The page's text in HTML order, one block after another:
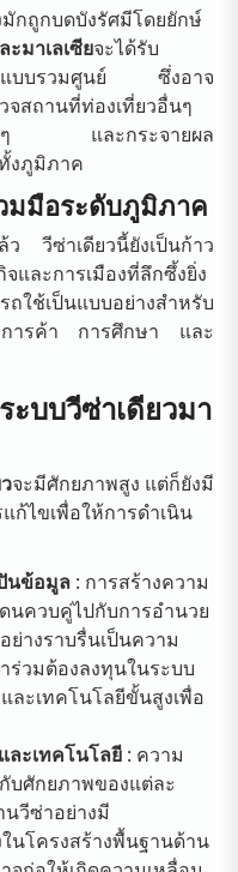
กถูกบดบังรัศมีโดยยักษ์
ะมาเลเซียจะได้รับ
าแบบรวมศูนย์ ซึ่งอาจ
จสถานที่ท่องเที่ยวอื่นๆ
ลักๆ และกระจายผล
งภูมิภาค
มมือระดับภูมิภาค
ว วีซ่าเดียวนี้ยังเป็นก้าว
และการเมืองที่ลึกซึ้งยิ่ง
ช้เป็นแบบอย่างสำหรับ
ารค้า การศึกษา และ
ะบบวีซ่าเดียวมา
จะมีศักยภาพสูง แต่ก็ยังมี
ก้ไขเพื่อให้การดำเนิน
นข้อมูล : การสร้างความ
นควบคู่ไปกับการอำนวย
ย่างราบรื่นเป็นความ
ร่วมต้องลงทุนในระบบ
ะเทคโนโลยีขั้นสูงเพื่อ
ะเทคโนโลยี : ความ
บศักยภาพของแต่ละ
นวีซ่าอย่างมี
นโครงสร้างพื้นฐานด้าน